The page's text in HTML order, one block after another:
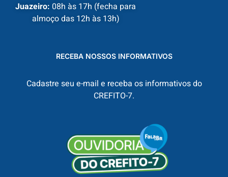
Juazeiro: 08h às 17h (fecha para
almoço das 12h às 13h)
RECEBA NOSSOS INFORMATIVOS
Cadastre seu e-mail e receba os informativos do
CREFITO-7.